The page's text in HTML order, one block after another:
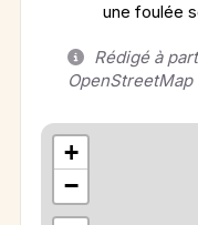
une foulée
Rédigé à
OpenStreetMap
+
−